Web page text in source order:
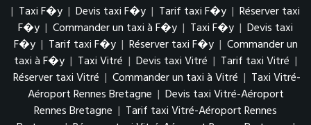
| Taxi F�y | Devis taxi F�y | Tarif taxi F�y | Réserver taxi
F�y | Commander un taxi à F�y | Taxi F�y | Devis taxi
F�y | Tarif taxi F�y | Réserver taxi F�y | Commander un
taxi à F�y | Taxi Vitré | Devis taxi Vitré | Tarif taxi Vitré |
Réserver taxi Vitré | Commander un taxi à Vitré | Taxi Vitré-
Aéroport Rennes Bretagne | Devis taxi Vitré-Aéroport
Rennes Bretagne | Tarif taxi Vitré-Aéroport Rennes